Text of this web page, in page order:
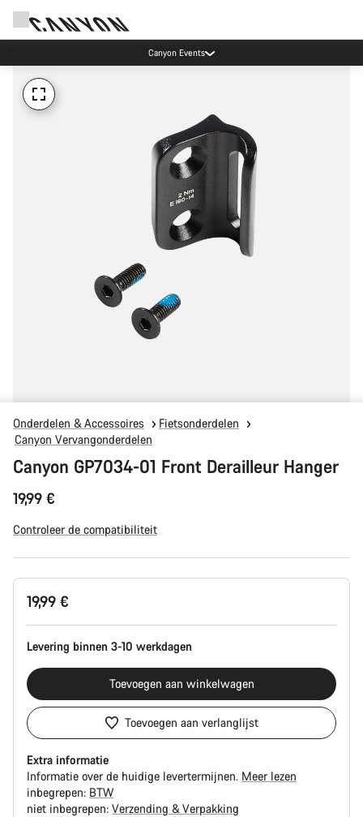
Canyon Events
Onderdelen & Accessoires
Fietsonderdelen
Canyon Vervangonderdelen
Canyon GP7034-01 Front Derailleur Hanger
19,99 €
Controleer de compatibiliteit
Productconfiguratie
19,99 €
Levering binnen 3-10 werkdagen
Toevoegen aan winkelwagen
Toevoegen aan verlanglijst
Extra informatie
Informatie over de huidige levertermijnen. Meer lezen
inbegrepen: BTW
niet inbegrepen: Verzending & Verpakking